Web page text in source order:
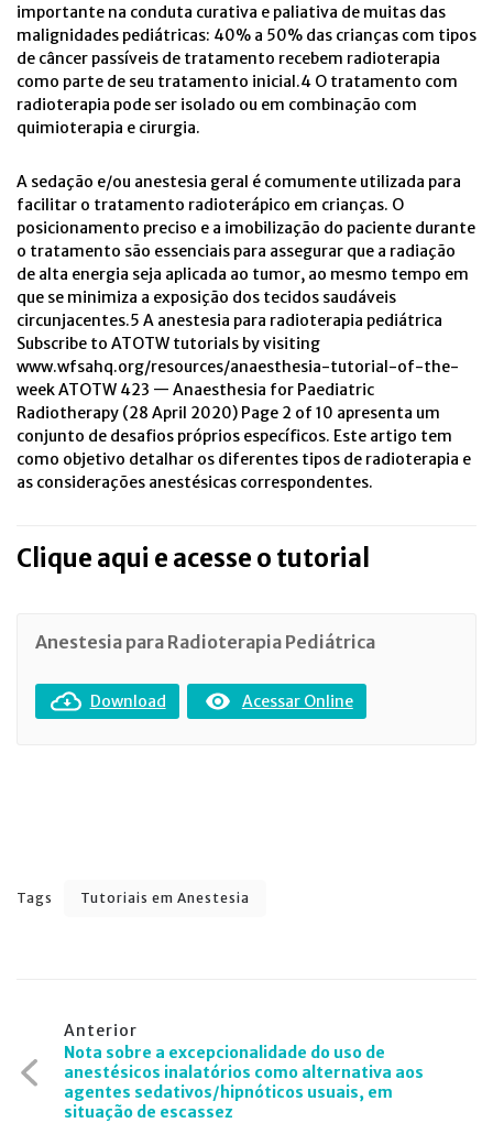
importante na conduta curativa e paliativa de muitas das
malignidades pediátricas: 40% a 50% das crianças com tipos
de câncer passíveis de tratamento recebem radioterapia
como parte de seu tratamento inicial.4 O tratamento com
radioterapia pode ser isolado ou em combinação com
quimioterapia e cirurgia.
A sedação e/ou anestesia geral é comumente utilizada para
facilitar o tratamento radioterápico em crianças. O
posicionamento preciso e a imobilização do paciente durante
o tratamento são essenciais para assegurar que a radiação
de alta energia seja aplicada ao tumor, ao mesmo tempo em
que se minimiza a exposição dos tecidos saudáveis
circunjacentes.5 A anestesia para radioterapia pediátrica
Subscribe to ATOTW tutorials by visiting
www.wfsahq.org/resources/anaesthesia-tutorial-of-the-
week ATOTW 423 — Anaesthesia for Paediatric
Radiotherapy (28 April 2020) Page 2 of 10 apresenta um
conjunto de desafios próprios específicos. Este artigo tem
como objetivo detalhar os diferentes tipos de radioterapia e
as considerações anestésicas correspondentes.
Clique aqui e acesse o tutorial
Anestesia para Radioterapia Pediátrica
Download Acessar Online
Tags Tutoriais em Anestesia
Navegação
de
Anterior
Nota sobre a excepcionalidade do uso de
anestésicos inalatórios como alternativa aos
agentes sedativos/hipnóticos usuais, em
situação de escassez